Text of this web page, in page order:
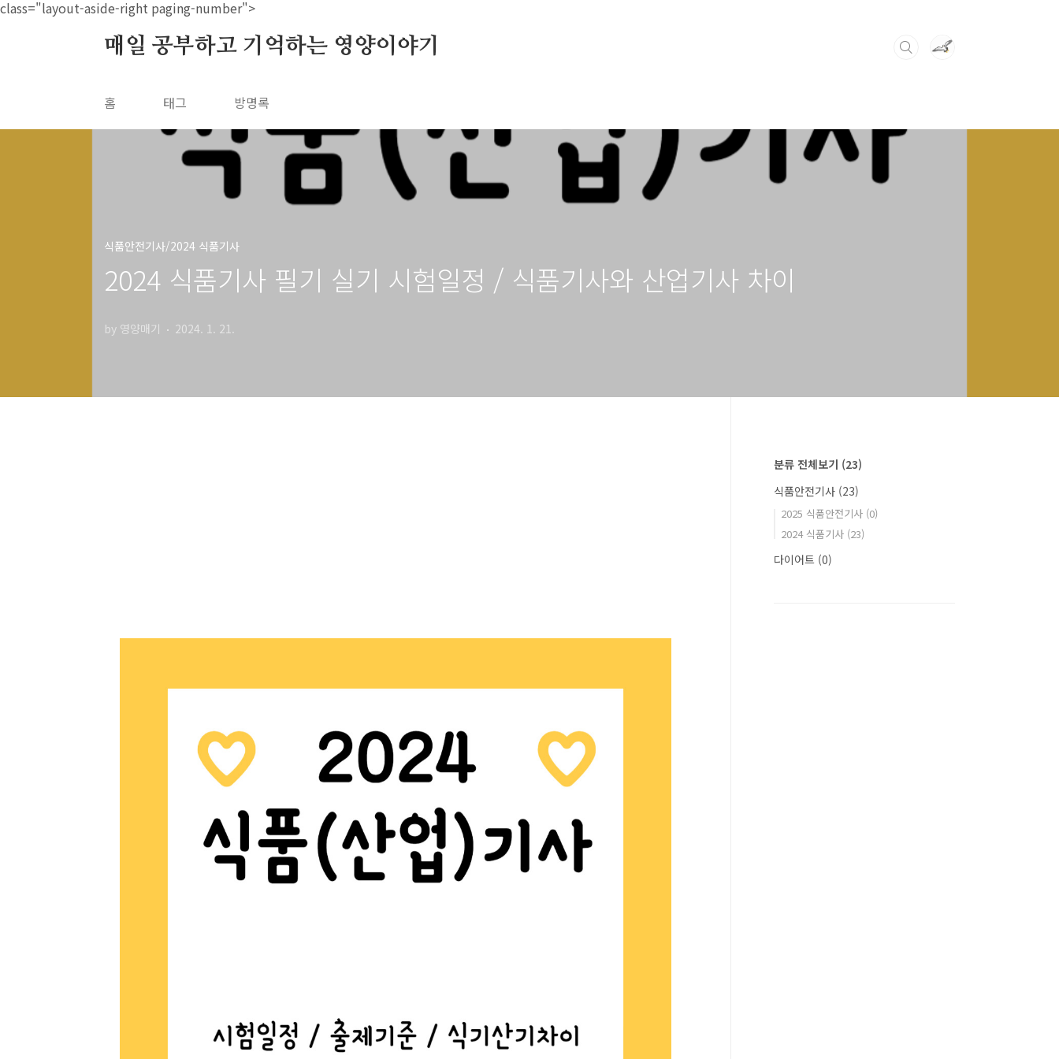
class="layout-aside-right paging-number">
본문 바로가기
매일 공부하고 기억하는 영양이야기
홈 태그 방명록
식품안전기사/2024 식품기사
2024 식품기사 필기 실기 시험일정 / 식품기사와 산업기사 차이
by 영양매기 2024. 1. 21.
분류 전체보기 (23)
식품안전기사 (23)
2025 식품안전기사 (0)
2024 식품기사 (23)
다이어트 (0)